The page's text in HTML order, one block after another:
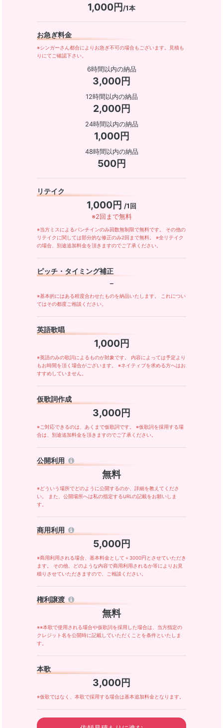
1,000円/1本
お急ぎ料金
※シンガーさん都合によりお急ぎ不可の場合もございます。見積も
りにてご確認下さい。
6時間以内の納品
3,000円
12時間以内の納品
2,000円
24時間以内の納品
1,000円
48時間以内の納品
500円
リテイク
1,000円 /1回
※2回まで無料
※当方ミスによるパンチインのみ回数無制限で無料です。 その他の
リテイクに関しては部分的な修正のみ2回まで無料。 ※全リテイク
の場合、別途追加料金を頂きますのでご了承ください。
ピッチ・タイミング補正
－
※基本的にはある程度合わせたものを納品いたします。 これについ
てはその都度ご相談ください。
英語歌唱
1,000円
※英語のみの歌詞によるものが対象です。 内容によっては予定より
もお時間を頂く場合がございます。 ※ネイティブを求める方へはお
すすめしていません。
仮歌詞作成
3,000円
※ご対応できるのは、あくまで仮歌詞です。 ※仮歌詞を採用する場
合は、別途追加料金を頂きますのでご了承ください。
公開利用
無料
※どういう場所でどのように公開するのか、詳細を教えてくださ
い。 また、公開場所へは私の指定するURLの記載をお願いしま
す。
商用利用
5,000円
※商用利用される場合、基本料金として＋3000円とさせていただき
ます。 その他、どのような内容で商用利用されるか等によりお見
積りさせていただきますので、ご相談ください。
権利譲渡
無料
※※本歌で使用される場合や仮歌詞を採用した場合は、当方指定の
クレジット名を公開時に記載していただくことを条件といたしま
す。
本歌
3,000円
※仮歌ではなく、本歌で採用する場合は基本追加料金となります。